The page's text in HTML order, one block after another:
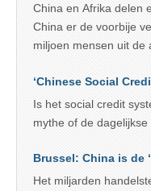
China en Afrika delen
China er de voorbije
miljoen mensen uit de
‘Chinese Social
Is het social credit
mythe of de
Brussel: China is de
Het miljarden